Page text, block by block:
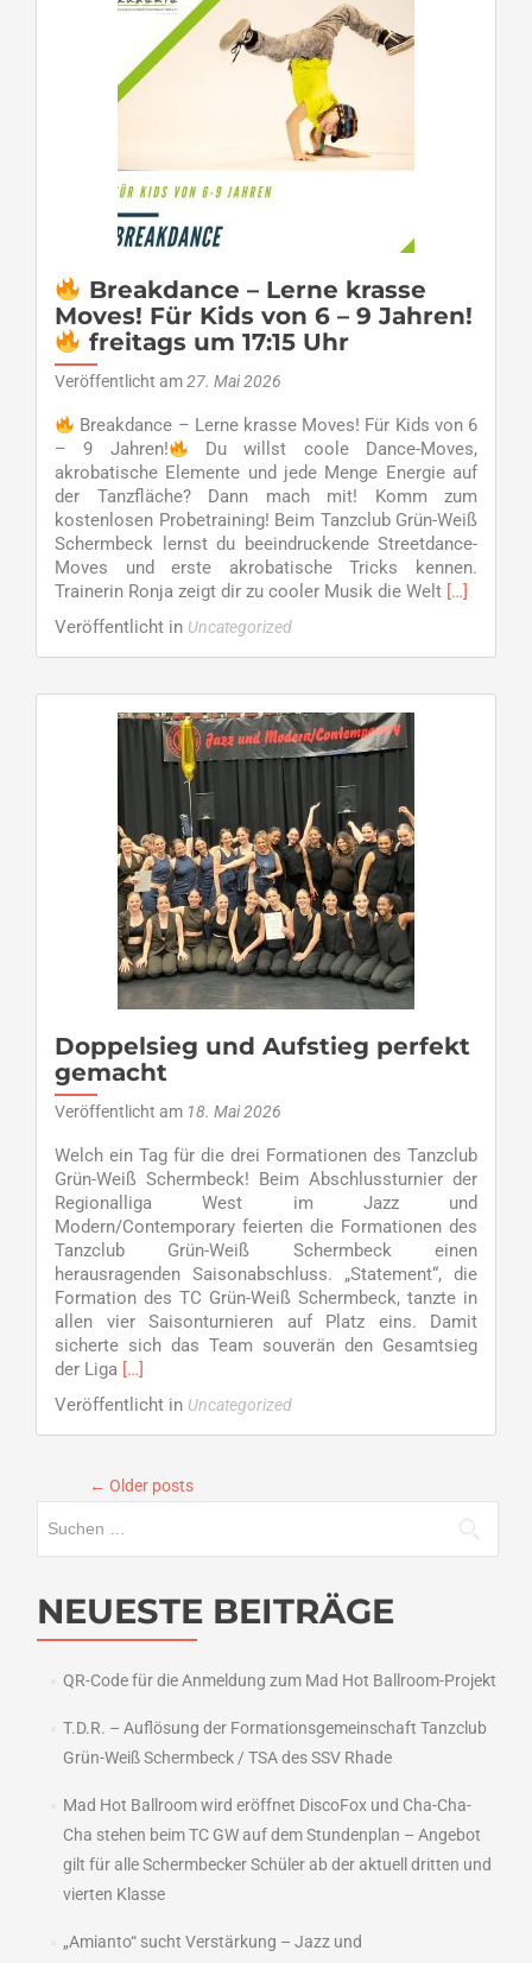
Breakdance – Lerne krasse
Moves! Für Kids von 6 – 9 Jahren!
freitags um 17:15 Uhr
Veröffentlicht am27. Mai 2026
Breakdance – Lerne krasse Moves! Für Kids von 6
– 9 Jahren!
Du willst coole Dance-Moves,
akrobatische Elemente und jede Menge Energie auf
der Tanzfläche? Dann mach mit! Komm zum
kostenlosen Probetraining! Beim Tanzclub Grün-Weiß
Schermbeck lernst du beeindruckende Streetdance-
Moves und erste akrobatische Tricks kennen.
Trainerin Ronja zeigt dir zu cooler Musik die Welt Read
17:15
[…]
Veröffentlicht in Uncategorized
Doppelsieg und Aufstieg perfekt
gemacht
Veröffentlicht am 18. Mai 2026
Welch ein Tag für die drei Formationen des Tanzclub
Grün-Weiß Schermbeck! Beim Abschlussturnier der
Regionalliga West im Jazz und
Modern/Contemporary feierten die Formationen des
Tanzclub Grün-Weiß Schermbeck einen
herausragenden Saisonabschluss. „Statement“, die
Formation des TC Grün-Weiß Schermbeck, tanzte in
allen vier Saisonturnieren auf Platz eins. Damit
sicherte sich das Team souverän den Gesamtsieg
der Liga Read
more
about
Doppelsieg
Aufstieg
gemacht
[…]
Veröffentlicht in Uncategorized
← Older posts
NEUESTE BEITRÄGE
QR-Code für die Anmeldung zum Mad Hot Ballroom-Projekt
T.D.R. – Auflösung der Formationsgemeinschaft Tanzclub
Grün-Weiß Schermbeck / TSA des SSV Rhade
Mad Hot Ballroom wird eröffnet DiscoFox und Cha-Cha-
Cha stehen beim TC GW auf dem Stundenplan – Angebot
gilt für alle Schermbecker Schüler ab der aktuell dritten und
vierten Klasse
„Amianto“ sucht Verstärkung – Jazz und